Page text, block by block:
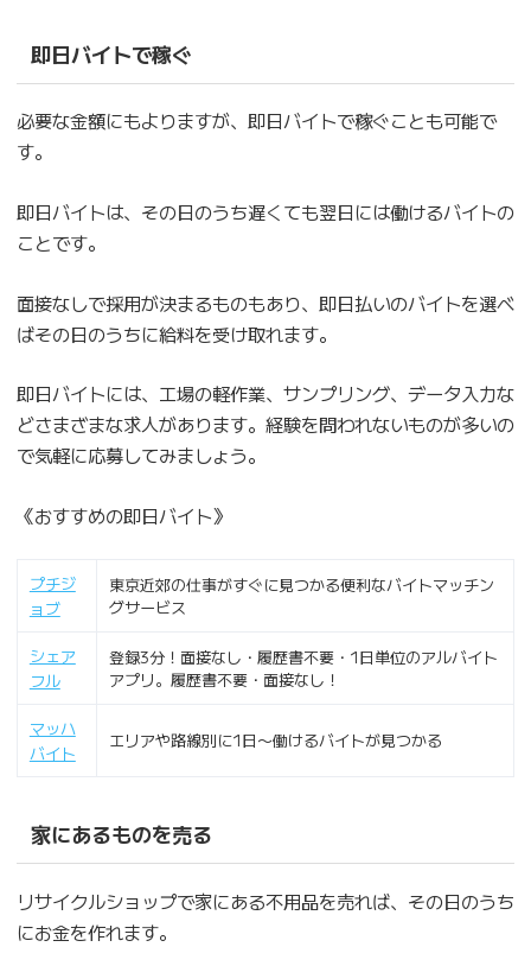
即日バイトで稼ぐ
必要な金額にもよりますが、即日バイトで稼ぐことも可能で
す。
即日バイトは、その日のうち遅くても翌日には働けるバイトの
ことです。
面接なしで採用が決まるものもあり、即日払いのバイトを選べ
ばその日のうちに給料を受け取れます。
即日バイトには、工場の軽作業、サンプリング、データ入力な
どさまざまな求人があります。経験を問われないものが多いの
で気軽に応募してみましょう。
《おすすめの即日バイト》
プチジ
ョブ
東京近郊の仕事がすぐに見つかる便利なバイトマッチン
グサービス
シェア
フル
登録3分！面接なし・履歴書不要・1日単位のアルバイト
アプリ。履歴書不要・面接なし！
マッハ
バイト
エリアや路線別に1日〜働けるバイトが見つかる
家にあるものを売る
リサイクルショップで家にある不用品を売れば、その日のうち
にお金を作れます。